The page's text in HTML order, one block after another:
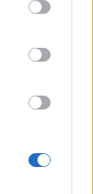
Google
including but
may click to
tags to